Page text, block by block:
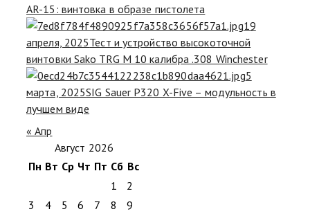
AR-15: винтовка в образе пистолета
19
апреля, 2025Тест и устройство высокоточной
винтовки Sako TRG M 10 калибра .308 Winchester
5
марта, 2025SIG Sauer P320 X-Five – модульность в
лучшем виде
« Апр
Август 2026
Пн Вт Ср Чт Пт Сб Вс
1
2
3
4 5 6 7 8
9